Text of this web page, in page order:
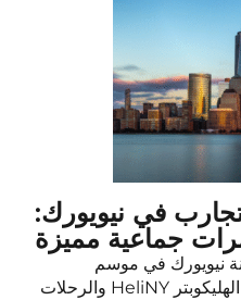
في نيويورك:
جماعية مميزة
نيويورك في موسم
العطلات هذا – جولات طائرات الهليكوبتر HeliNY والرحلات